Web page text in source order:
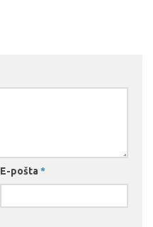
E-pošta *